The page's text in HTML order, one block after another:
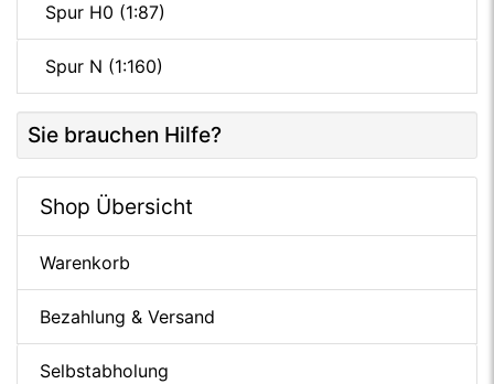
Spur H0 (1:87)
Spur N (1:160)
Sie brauchen Hilfe?
Shop Übersicht
Warenkorb
Bezahlung & Versand
Selbstabholung